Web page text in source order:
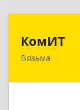
КомИТ
Вязьма